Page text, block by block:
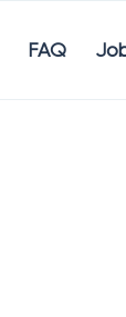
FAQ